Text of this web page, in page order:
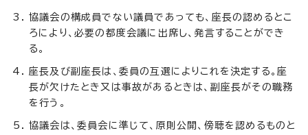
協議会の構成員でない議員であっても、座長の認めるとこ
ろにより、必要の都度会議に出席し、発言することができ
る。
座長及び副座長は、委員の互選によりこれを決定する。座
長が欠けたとき又は事故があるときは、副座長がその職務
を行う。
協議会は、委員会に準じて、原則公開、傍聴を認めるものと